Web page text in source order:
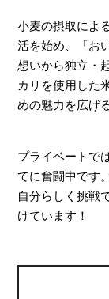
小麦の摂取によ
活を始め、「お
想いから独立・
カリを使用した
めの魅力を広げ
プライベートで
てに奮闘中です
自分らしく挑戦
けています！